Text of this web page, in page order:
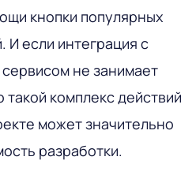
кнопки популярных
И если интеграция с
не занимает
комплекс действий
может значительно
разработки.